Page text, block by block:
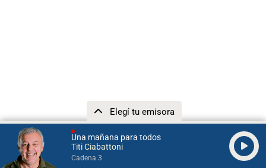
Una mañana para todos
Titi Ciabattoni
Cadena 3
Elegí tu emisora